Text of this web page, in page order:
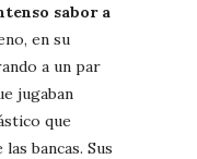
sabor a
en su
a un par
jugaban
que
bancas. Sus